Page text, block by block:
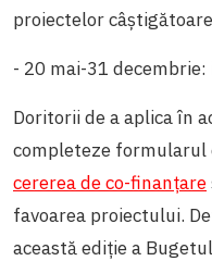
proiectelor
- 20 mai-31
Doritorii de a aplica în
completeze formularul
cererea de co-finanțare
favoarea proiectului.
această ediție a